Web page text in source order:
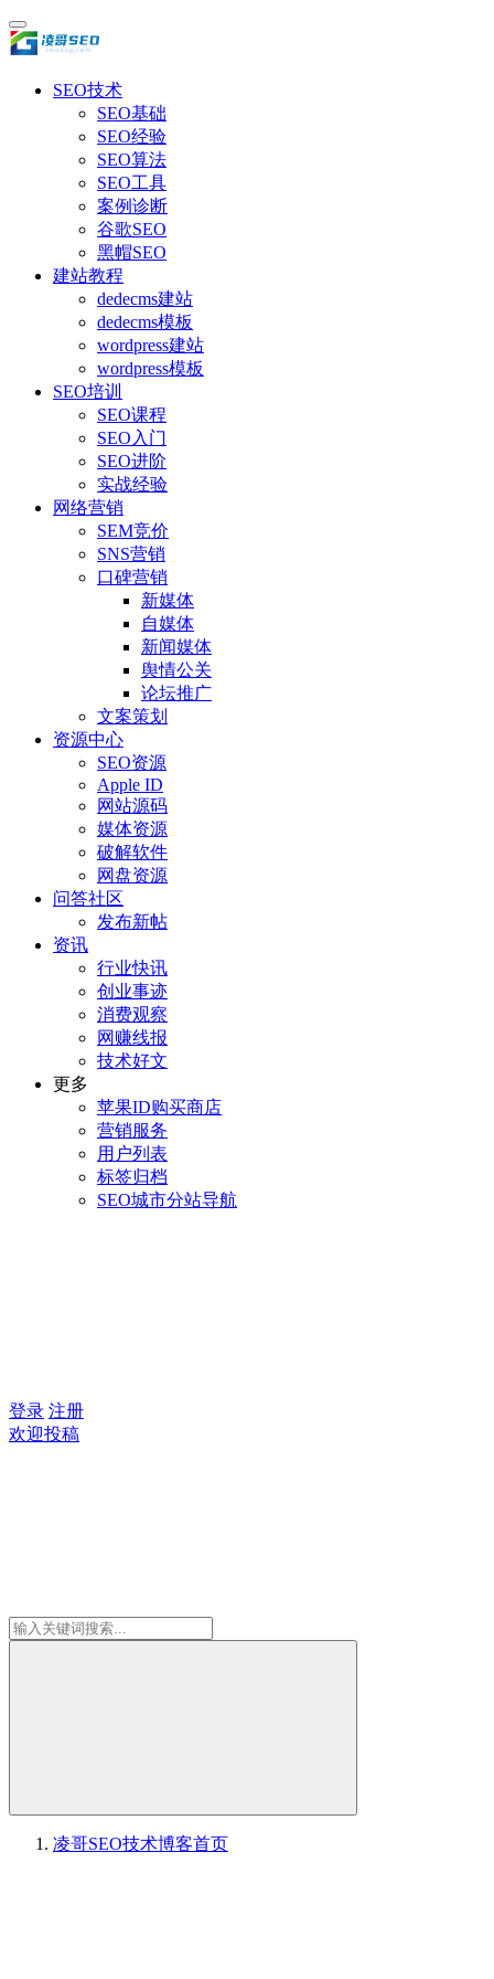
SEO技术
SEO基础
SEO经验
SEO算法
SEO工具
案例诊断
谷歌SEO
黑帽SEO
建站教程
dedecms建站
dedecms模板
wordpress建站
wordpress模板
SEO培训
SEO课程
SEO入门
SEO进阶
实战经验
网络营销
SEM竞价
SNS营销
口碑营销
新媒体
自媒体
新闻媒体
舆情公关
论坛推广
文案策划
资源中心
SEO资源
Apple ID
网站源码
媒体资源
破解软件
网盘资源
问答社区
发布新帖
资讯
行业快讯
创业事迹
消费观察
网赚线报
技术好文
更多
苹果ID购买商店
营销服务
用户列表
标签归档
SEO城市分站导航
登录 注册
欢迎投稿
凌哥SEO技术博客首页